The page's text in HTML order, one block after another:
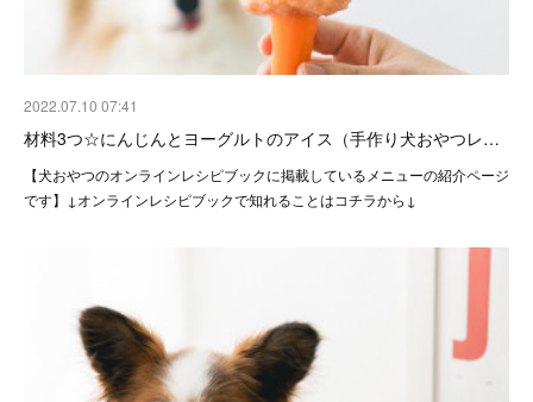
2022.07.10 07:41
材料3つ☆にんじんとヨーグルトのアイス（手作り犬おやつレ…
【犬おやつのオンラインレシピブックに掲載しているメニューの紹介ページ
です】↓オンラインレシピブックで知れることはコチラから↓